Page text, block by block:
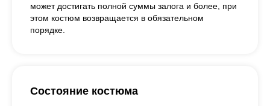
может достигать полной суммы залога и более, при
этом костюм возвращается в обязательном
порядке.
Состояние костюма